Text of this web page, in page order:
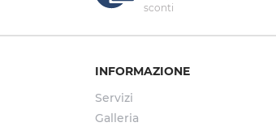
sconti
INFORMAZIONE
Servizi
Galleria